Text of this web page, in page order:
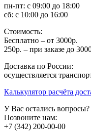
пн-пт: с 09:00 до 18:00
сб: с 10:00 до 16:00
Стоимость:
Бесплатно – от 3000р.
250р. – при заказе до
Доставка по России:
осуществляется
Калькулятор расчёта
У Вас остались вопросы?
Позвоните нам:
+7 (342) 200-00-00